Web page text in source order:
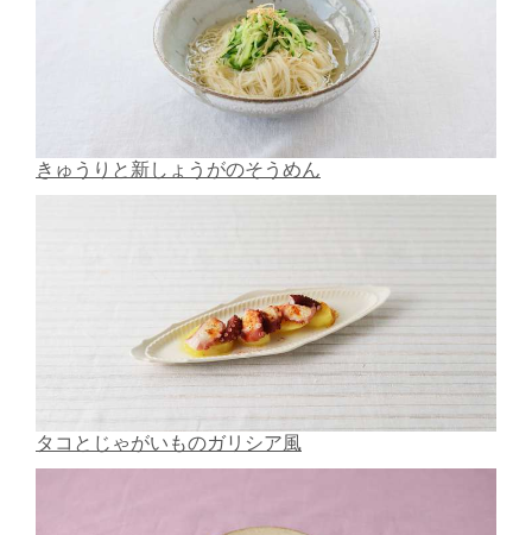
きゅうりと新しょうがのそうめん
タコとじゃがいものガリシア風